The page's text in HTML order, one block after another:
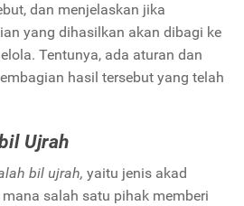
dan menjelaskan jika
yang dihasilkan akan dibagi ke
Tentunya, ada aturan dan
hasil tersebut yang telah
Ujrah
bil ujrah, yaitu jenis akad
salah satu pihak memberi